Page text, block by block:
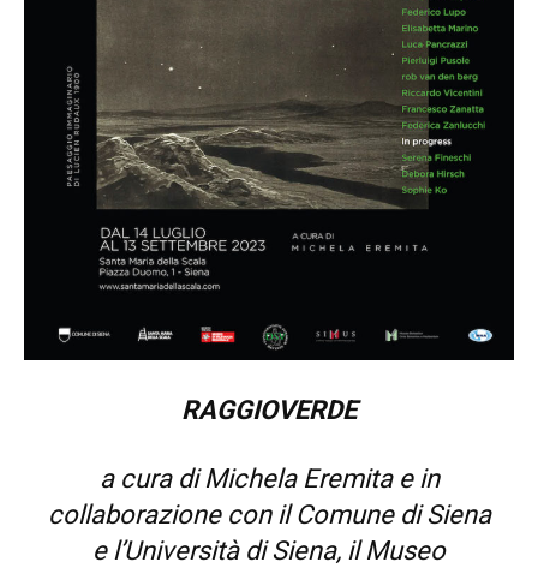
RAGGIOVERDE
a cura di Michela Eremita e in
collaborazione con il Comune di Siena
e l’Università di Siena, il Museo